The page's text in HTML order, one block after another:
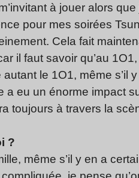
à jouer alors que
pour mes soirées
Cela fait
il faut savoir qu’au
le 1O1, même s’il
eu un énorme impact
toujours à travers la
?
même s’il y en a